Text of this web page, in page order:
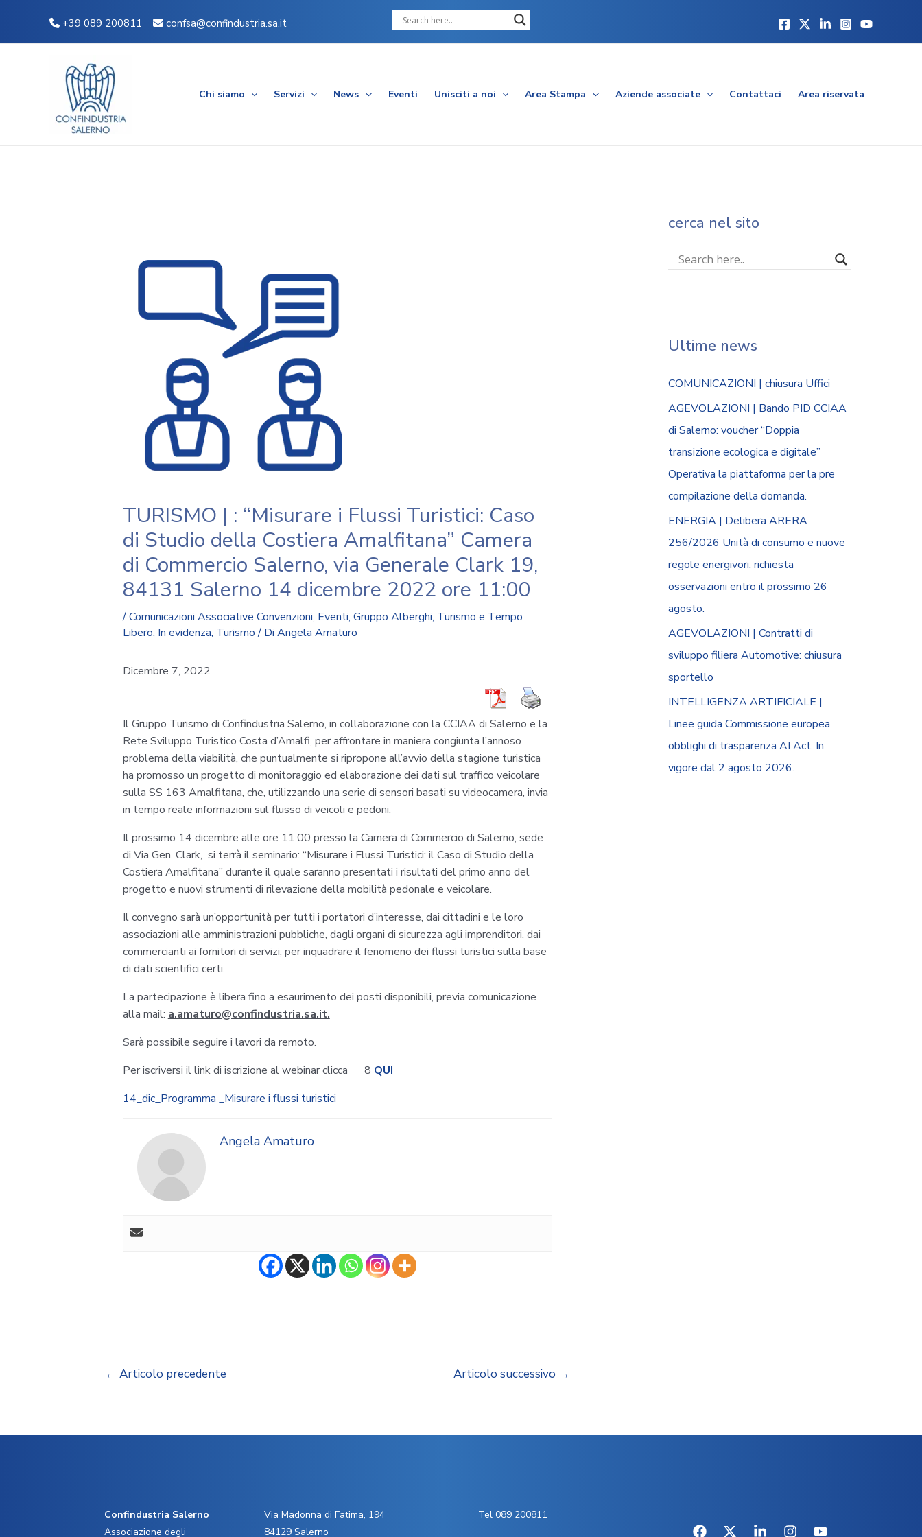
contenuto
+39 089 200811 confsa@confindustria.sa.it
Chi siamo Servizi News Eventi Unisciti a noi Area Stampa Aziende associate Contattaci Area riservata
TURISMO | : “Misurare i Flussi Turistici: Caso
di Studio della Costiera Amalfitana” Camera
di Commercio Salerno, via Generale Clark 19,
84131 Salerno 14 dicembre 2022 ore 11:00
/Comunicazioni Associative Convenzioni, Eventi, Gruppo Alberghi, Turismo e Tempo
Libero, In evidenza, Turismo/ Di Angela Amaturo
Dicembre 7, 2022
Il Gruppo Turismo di Confindustria Salerno, in collaborazione con la CCIAA di Salerno e la
Rete Sviluppo Turistico Costa d’Amalfi, per affrontare in maniera congiunta l’annoso
problema della viabilità, che puntualmente si ripropone all’avvio della stagione turistica
ha promosso un progetto di monitoraggio ed elaborazione dei dati sul traffico veicolare
sulla SS 163 Amalfitana, che, utilizzando una serie di sensori basati su videocamera, invia
in tempo reale informazioni sul flusso di veicoli e pedoni.
Il prossimo 14 dicembre alle ore 11:00 presso la Camera di Commercio di Salerno, sede
di Via Gen. Clark, si terrà il seminario: “Misurare i Flussi Turistici: il Caso di Studio della
Costiera Amalfitana” durante il quale saranno presentati i risultati del primo anno del
progetto e nuovi strumenti di rilevazione della mobilità pedonale e veicolare.
Il convegno sarà un’opportunità per tutti i portatori d’interesse, dai cittadini e le loro
associazioni alle amministrazioni pubbliche, dagli organi di sicurezza agli imprenditori, dai
commercianti ai fornitori di servizi, per inquadrare il fenomeno dei flussi turistici sulla base
di dati scientifici certi.
La partecipazione è libera fino a esaurimento dei posti disponibili, previa comunicazione
alla mail:a.amaturo@confindustria.sa.it.
Sarà possibile seguire i lavori da remoto.
Per iscriversi il link di iscrizione al webinar clicca 8 QUI
14_dic_Programma _Misurare i flussi turistici
Angela Amaturo
articoli
← Articolo precedente Articolo successivo →
cerca nel sito
Ultime news
COMUNICAZIONI | chiusura Uffici
AGEVOLAZIONI | Bando PID CCIAA
di Salerno: voucher “Doppia
transizione ecologica e digitale”
Operativa la piattaforma per la pre
compilazione della domanda.
ENERGIA | Delibera ARERA
256/2026 Unità di consumo e nuove
regole energivori: richiesta
osservazioni entro il prossimo 26
agosto.
AGEVOLAZIONI | Contratti di
sviluppo filiera Automotive: chiusura
sportello
INTELLIGENZA ARTIFICIALE |
Linee guida Commissione europea
obblighi di trasparenza AI Act. In
vigore dal 2 agosto 2026.
Confindustria Salerno
Associazione degli
Via Madonna di Fatima, 194
84129 Salerno
Tel 089 200811